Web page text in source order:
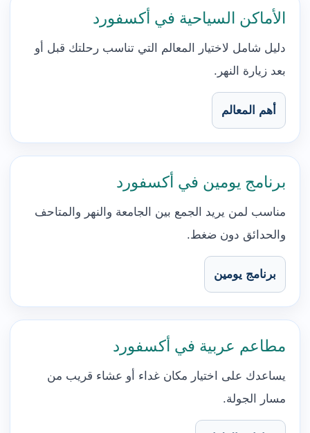
الأماكن السياحية في أكسفورد
دليل شامل لاختيار المعالم التي تناسب رحلتك قبل أو
بعد زيارة النهر.
أهم المعالم
برنامج يومين في أكسفورد
مناسب لمن يريد الجمع بين الجامعة والنهر والمتاحف
والحدائق دون ضغط.
برنامج يومين
مطاعم عربية في أكسفورد
يساعدك على اختيار مكان غداء أو عشاء قريب من
مسار الجولة.